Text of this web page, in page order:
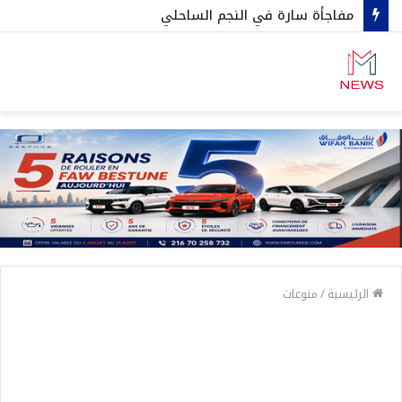
مفاجأة سارة في النجم الساحلي
الرئيسية/منوعات